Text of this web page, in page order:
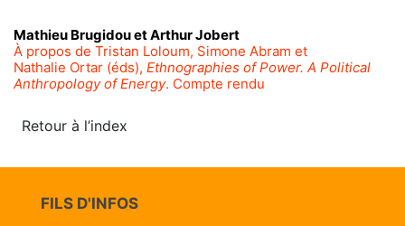
Mathieu BrugidouetArthurJobert
À propos de Tristan Loloum, Simone Abram et
Nathalie Ortar (éds), Ethnographies of Power. A Political
Anthropology of Energy. Compte rendu
Retour à l’index
FILS D'INFOS